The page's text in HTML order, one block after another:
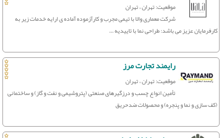
موقعیت: تهران ، تهران
شرکت معماری والا با تیمی مجرب و کارآزموده آماده ی ارایه خدمات زیر به
کارفرمایان عزیز می باشد: طراحی نما با تاییدیه ...
رایمند تجارت مرز
موقعیت: تهران ، تهران
تأمین انواع چسب و درزگیرهای صنعتی (پتروشیمی و نفت و گاز) و ساختمانی
(کف سازی و نما و پنجره) و محصولات ضدحریق